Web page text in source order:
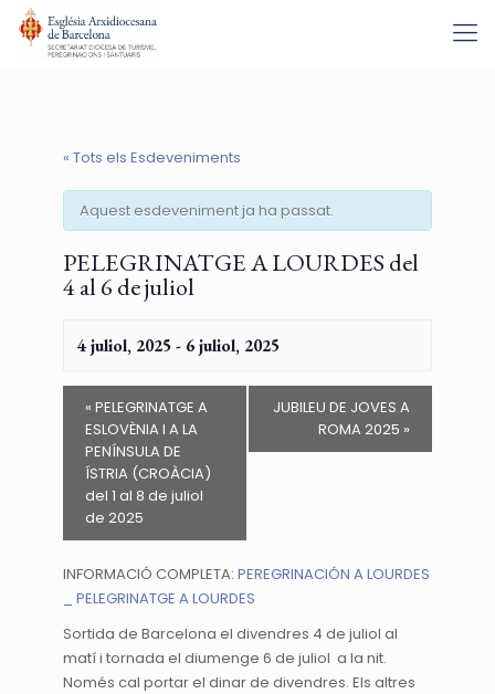
« Tots els Esdeveniments
Aquest esdeveniment ja ha passat.
PELEGRINATGE A LOURDES del
4 al 6 de juliol
4 juliol, 2025- 6 juliol, 2025
« PELEGRINATGE A
ESLOVÈNIA I A LA
PENÍNSULA DE
ÍSTRIA (CROÀCIA)
del 1 al 8 de juliol
de 2025
JUBILEU DE JOVES A
ROMA 2025 »
INFORMACIÓ COMPLETA: PEREGRINACIÓN A LOURDES
_ PELEGRINATGE A LOURDES
Sortida de Barcelona el divendres 4 de juliol al
matí i tornada el diumenge 6 de juliol a la nit.
Només cal portar el dinar de divendres. Els altres